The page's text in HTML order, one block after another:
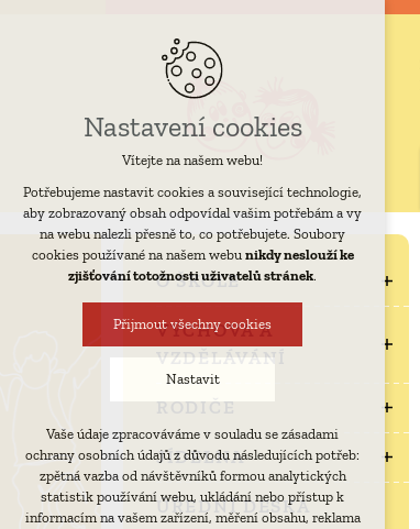
O ŠKOLE
VÝCHOVA A
VZDĚLÁVÁNÍ
RODIČE
JÍDELNA
ÚŘEDNÍ DESKA
Nastavení cookies
Vítejte na našem webu!
Potřebujeme nastavit cookies a související technologie,
aby zobrazovaný obsah odpovídal vašim potřebám a vy
na webu nalezli přesně to, co potřebujete. Soubory
cookies používané na našem webu nikdy neslouží ke
zjišťování totožnosti uživatelů stránek.
Přijmout všechny cookies
Nastavit
Technická cookies
nutná pro provozování webu
udržení kontextu stránek (session): případná
přihlášení, volby jazyka, apod.
Vaše údaje zpracováváme v souladu se zásadami
ochrany osobních údajů z důvodu následujících potřeb:
zpětná vazba od návštěvníků formou analytických
statistik používání webu, ukládání nebo přístup k
informacím na vašem zařízení, měření obsahu, reklama